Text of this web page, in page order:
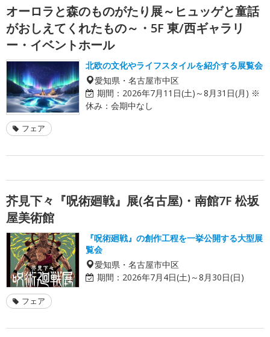
オーロラと森のものがたり展～ヒュッゲと童話
がおしえてくれたもの～・5F 東/西ギャラリ
ー・イベントホール
北欧の文化やライフスタイルを紹介する展覧会
愛知県・名古屋市中区
期間： 2026年7月11日(土)～8月31日(月) ※
休み：会期中なし
フェア
芥見下々『呪術廻戦』展(名古屋)・南館7F 松坂
屋美術館
『呪術廻戦』の創作工程を一挙公開する大型展
覧会
愛知県・名古屋市中区
期間： 2026年7月4日(土)～8月30日(日)
フェア